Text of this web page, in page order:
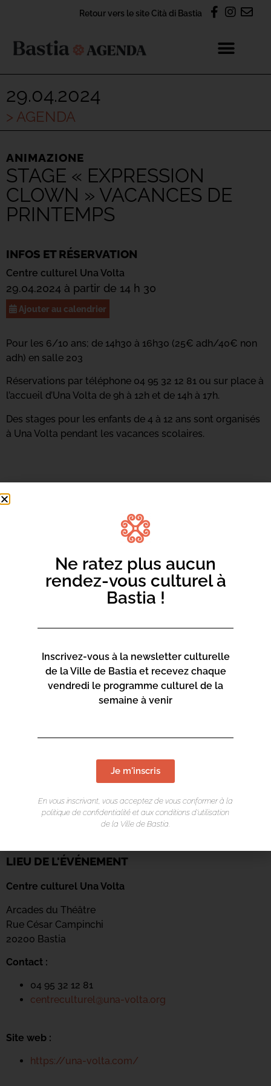
Retour vers le site Cità di Bastia
29.04.2024
> AGENDA
ANIMAZIONE
STAGE « EXPRESSION
CLOWN » VACANCES DE
PRINTEMPS
INFOS ET RÉSERVATION
Centre culturel Una Volta
29.04.2024 à partir de 14 h 30
Ajouter au calendrier
Pour les 6/10 ans; de 14h30 à 16h30 (25€ adh/40€ non
adh) en salle 203
Réservations par téléphone 04 95 32 12 81 ou sur place à
l’accueil d’Una Volta de 9h à 12h et de 14h à 17h.
Des stages pour les enfants de 4 à 12 ans sont organisés
à Una Volta pendant les vacances scolaires.
LIEU DE L'ÉVÉNEMENT
Centre culturel Una Volta
Arcades du Théâtre
Rue César Campinchi
20200 Bastia
Contact :
04 95 32 12 81
centreculturel@una-volta.org
Site web :
https://una-volta.com/
Ne ratez plus aucun
rendez-vous culturel à
Bastia !
Inscrivez-vous à la newsletter culturelle
de la Ville de Bastia et recevez chaque
vendredi le programme culturel de la
semaine à venir
Je m'inscris
En vous inscrivant, vous acceptez de vous conformer à la
politique de confidentialité et aux conditions d’utilisation
de la Ville de Bastia.